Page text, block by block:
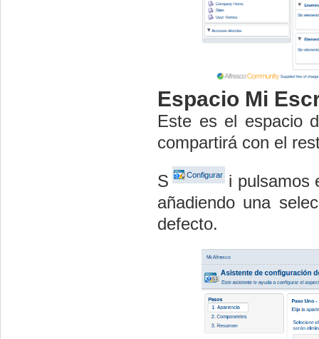
Espacio Mi
Este es el espacio
compartirá con el
S
i pulsamos
añadiendo una
defecto.